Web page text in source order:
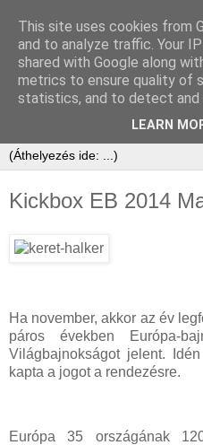
Kickbox EB 2014
Ha november, akkor az év
páros években Európa-
Világbajnokságot jelent.
kapta a jogot a rendezésre.
Európa 35 országának
This site uses cookies from
and to analyze traffic. Your
shared with Google along
metrics to ensure quality of
statistics, and to detect and
LEARN